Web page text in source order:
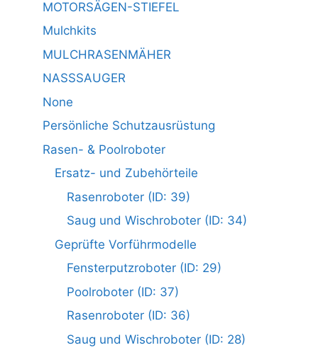
MOTORSÄGEN-STIEFEL
Mulchkits
MULCHRASENMÄHER
NASSSAUGER
None
Persönliche Schutzausrüstung
Rasen- & Poolroboter
Ersatz- und Zubehörteile
Rasenroboter (ID: 39)
Saug und Wischroboter (ID: 34)
Geprüfte Vorführmodelle
Fensterputzroboter (ID: 29)
Poolroboter (ID: 37)
Rasenroboter (ID: 36)
Saug und Wischroboter (ID: 28)